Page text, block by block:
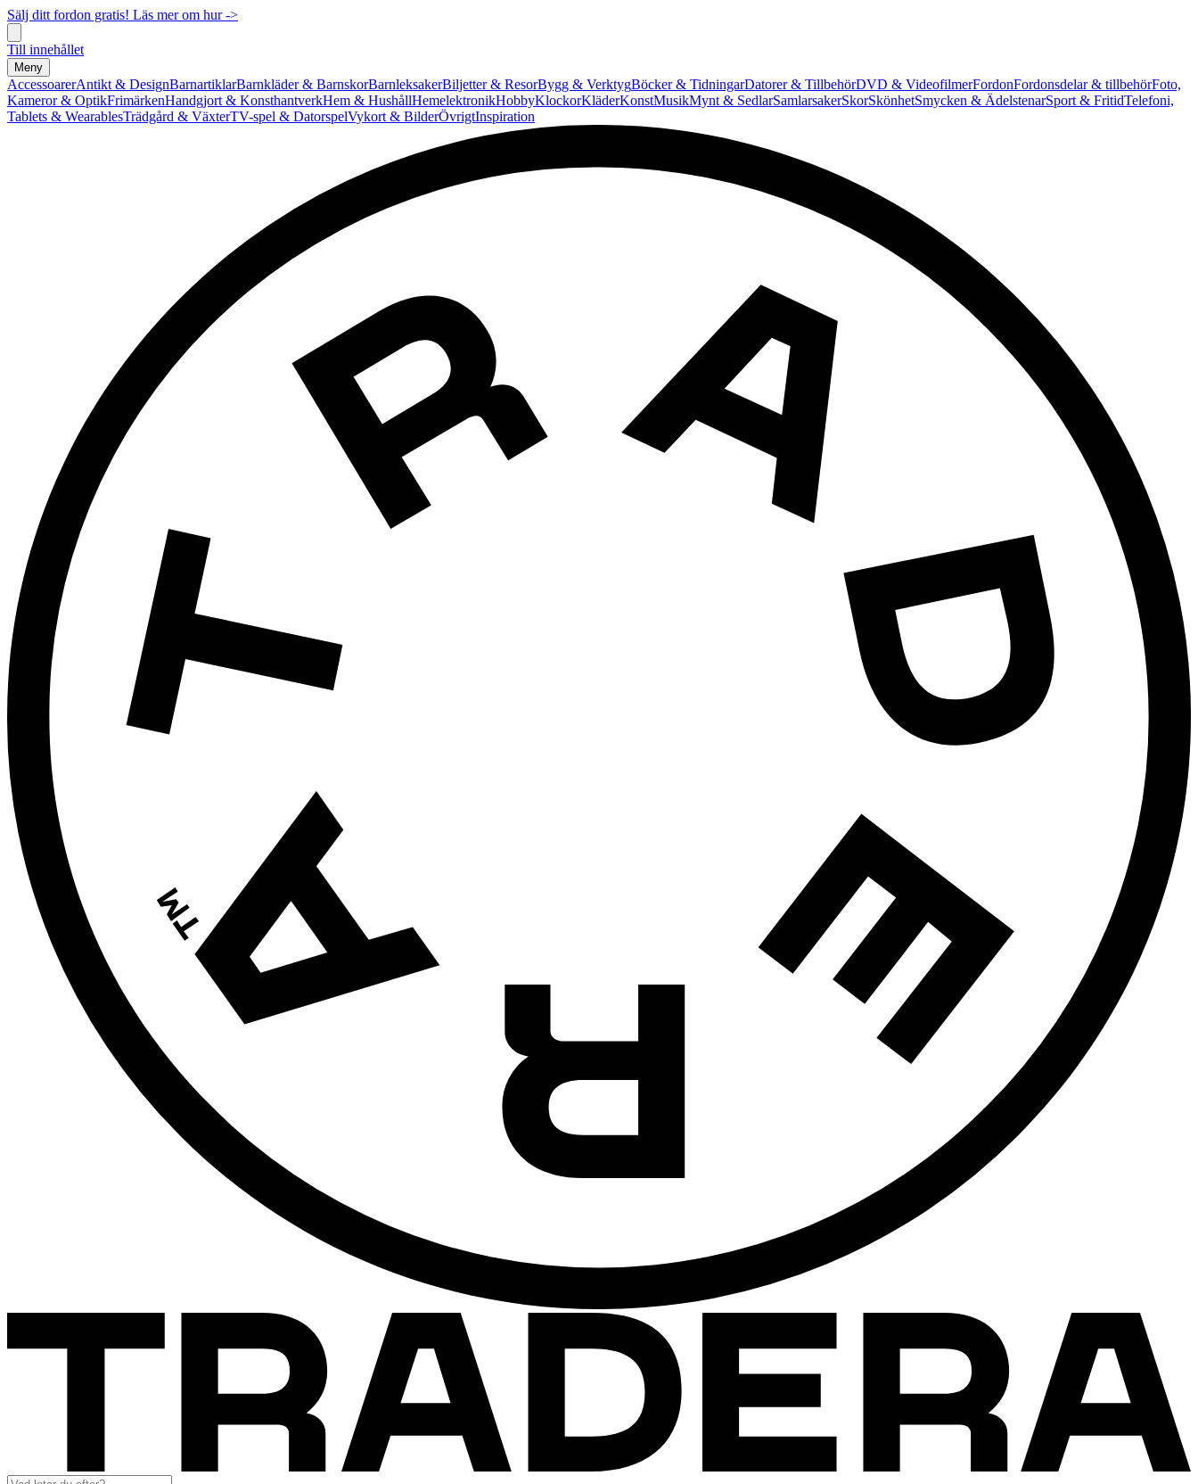
Sälj ditt fordon gratis! Läs mer om hur ->
Till innehållet
Meny
AccessoarerAntikt & DesignBarnartiklarBarnkläder & BarnskorBarnleksakerBiljetter & ResorBygg & VerktygBöcker & TidningarDatorer & TillbehörDVD & VideofilmerFordonFordonsdelar & tillbehörFoto,
Kameror & OptikFrimärkenHandgjort & KonsthantverkHem & HushållHemelektronikHobbyKlockorKläderKonstMusikMynt & SedlarSamlarsakerSkorSkönhetSmycken & ÄdelstenarSport & FritidTelefoni,
Tablets & WearablesTrädgård & VäxterTV-spel & DatorspelVykort & BilderÖvrigtInspiration